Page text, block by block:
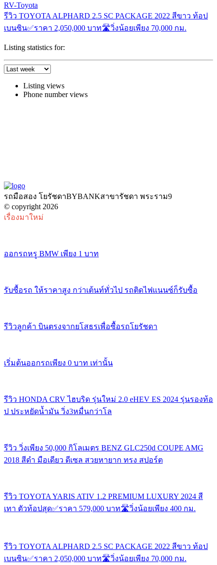
RV-Toyota
รีวิว TOYOTA ALPHARD 2.5 SC PACKAGE 2022 สีขาว ท้อป
เบนซิน✅ราคา 2,050,000 บาท🛣️วิ่งน้อยเพียง 70,000 กม.
Listing statistics for:
Listing views
Phone number views
รถมือสอง โยรัชดาBYBANKสาขารัชดา พระราม9
© copyright 2026
เรื่องมาใหม่
ออกรถหรู BMW เพียง 1 บาท
รับซื้อรถ ให้ราคาสูง กว่าเต้นท์ทั่วไป รถติดไฟแนนซ์ก็รับซื้อ
รีวิวลูกค้า บินตรงจากยโสธรเพื่อซื้อรถโยรัชดา
เริ่มต้นออกรถเพียง 0 บาท เท่านั้น
รีวิว HONDA CRV ไฮบริด รุ่นใหม่ 2.0 eHEV ES 2024 รุ่นรองท้อ
ป ประหยัดน้ำมัน วิ่ง3หมื่นกว่าโล
รีวิว วิ่งเพียง 50,000 กิโลเมตร BENZ GLC250d COUPE AMG
2018 สีดำ มือเดียว ดีเซล สวยหายาก ทรง สปอร์ต
รีวิว TOYOTA YARIS ATIV 1.2 PREMIUM LUXURY 2024 สี
เทา ตัวท้อปสุด✅ราคา 579,000 บาท🛣️วิ่งน้อยเพียง 400 กม.
รีวิว TOYOTA ALPHARD 2.5 SC PACKAGE 2022 สีขาว ท้อป
เบนซิน✅ราคา 2,050,000 บาท🛣️วิ่งน้อยเพียง 70,000 กม.